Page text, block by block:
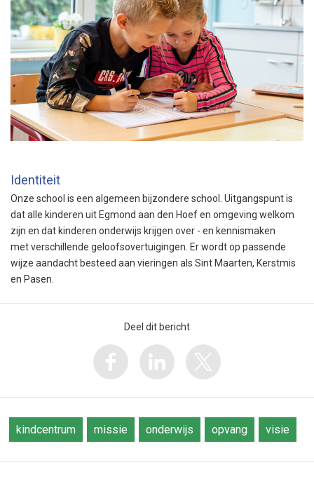
Identiteit
Onze school is een algemeen bijzondere school. Uitgangspunt is
dat alle kinderen uit Egmond aan den Hoef en omgeving welkom
zijn en dat kinderen onderwijs krijgen over - en kennismaken
met verschillende geloofsovertuigingen. Er wordt op passende
wijze aandacht besteed aan vieringen als Sint Maarten, Kerstmis
en Pasen.
Deel dit bericht
kindcentrum missie onderwijs opvang visie